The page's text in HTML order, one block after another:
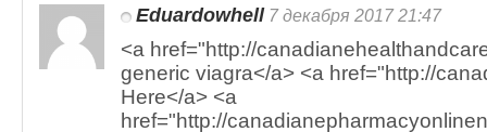
Eduardowhell7 декабря 2017 21:47
<a href="http://
generic viagra</a> <a href="http://
Here</a> <a
href="http://